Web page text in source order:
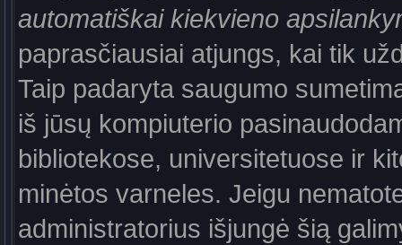
automatiškai kiekvieno
paprasčiausiai atjungs, kai tik
Taip padaryta saugumo
iš jūsų kompiuterio
bibliotekose, universitetuose ir
minėtos varneles. Jeigu
administratorius išjungė šią